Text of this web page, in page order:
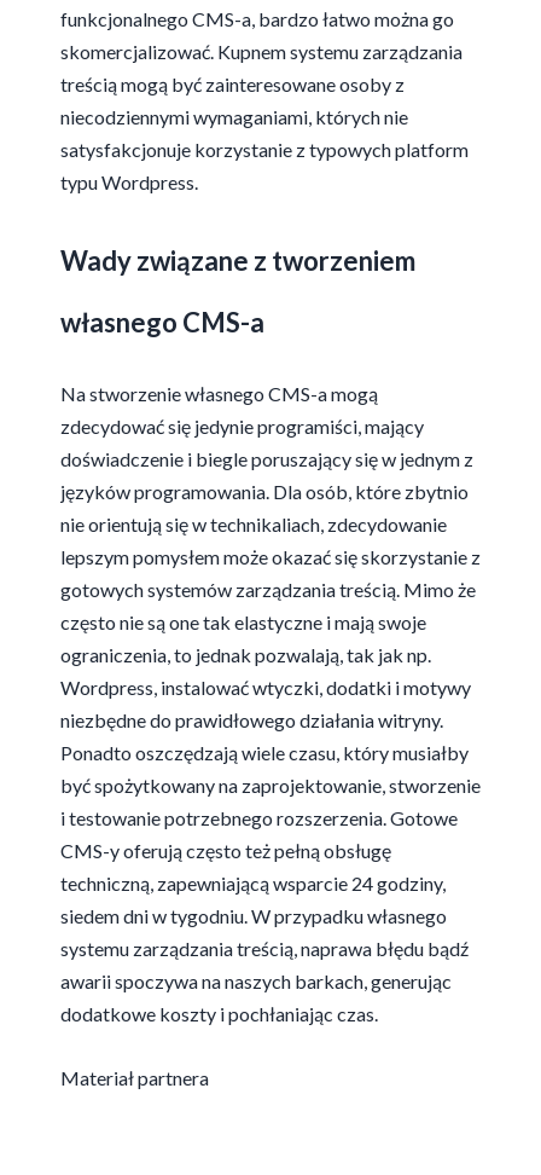
funkcjonalnego CMS-a, bardzo łatwo można go
skomercjalizować. Kupnem systemu zarządzania
treścią mogą być zainteresowane osoby z
niecodziennymi wymaganiami, których nie
satysfakcjonuje korzystanie z typowych platform
typu Wordpress.
Wady związane z tworzeniem
własnego CMS-a
Na stworzenie własnego CMS-a mogą
zdecydować się jedynie programiści, mający
doświadczenie i biegle poruszający się w jednym z
języków programowania. Dla osób, które zbytnio
nie orientują się w technikaliach, zdecydowanie
lepszym pomysłem może okazać się skorzystanie z
gotowych systemów zarządzania treścią. Mimo że
często nie są one tak elastyczne i mają swoje
ograniczenia, to jednak pozwalają, tak jak np.
Wordpress, instalować wtyczki, dodatki i motywy
niezbędne do prawidłowego działania witryny.
Ponadto oszczędzają wiele czasu, który musiałby
być spożytkowany na zaprojektowanie, stworzenie
i testowanie potrzebnego rozszerzenia. Gotowe
CMS-y oferują często też pełną obsługę
techniczną, zapewniającą wsparcie 24 godziny,
siedem dni w tygodniu. W przypadku własnego
systemu zarządzania treścią, naprawa błędu bądź
awarii spoczywa na naszych barkach, generując
dodatkowe koszty i pochłaniając czas.
Materiał partnera